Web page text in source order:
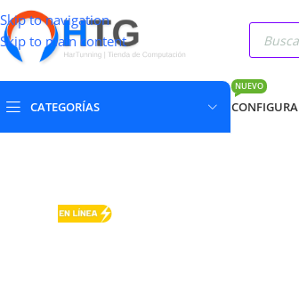
Skip to navigation
Skip to main content
CATEGORÍAS
NUEVO